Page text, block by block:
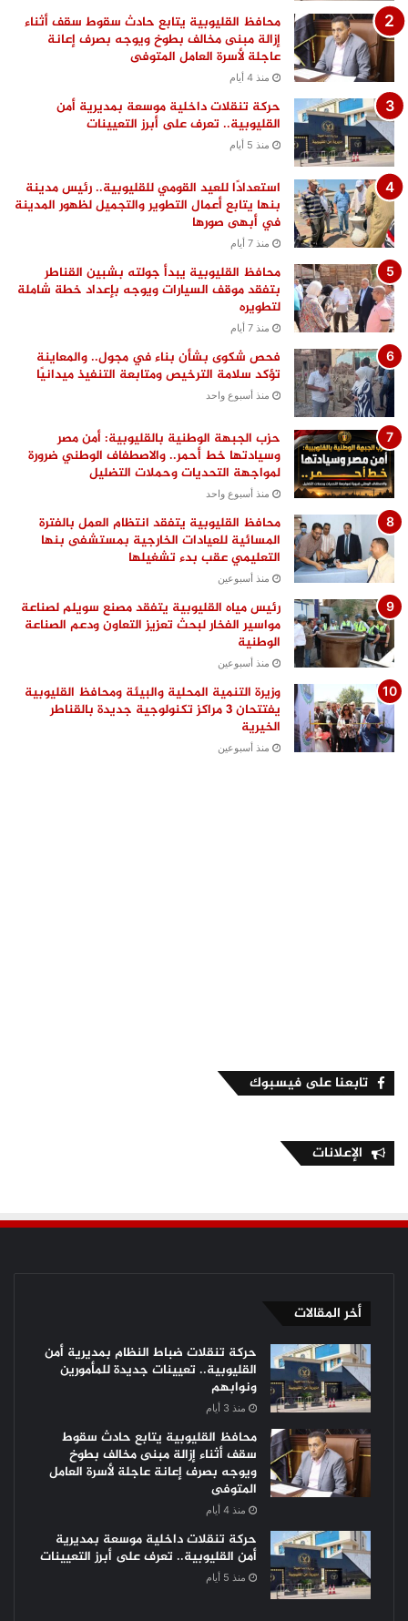
محافظ القليوبية يتابع حادث سقوط سقف أثناء
إزالة مبنى مخالف بطوخ ويوجه بصرف إعانة
عاجلة لأسرة العامل المتوفى
منذ 4 أيام
حركة تنقلات داخلية موسعة بمديرية أمن
القليوبية.. تعرف على أبرز التعيينات
منذ 5 أيام
استعدادًا للعيد القومي للقليوبية.. رئيس مدينة
بنها يتابع أعمال التطوير والتجميل لظهور المدينة
في أبهى صورها
منذ 7 أيام
محافظ القليوبية يبدأ جولته بشبين القناطر
بتفقد موقف السيارات ويوجه بإعداد خطة شاملة
لتطويره
منذ 7 أيام
فحص شكوى بشأن بناء في مجول.. والمعاينة
تؤكد سلامة الترخيص ومتابعة التنفيذ ميدانيًا
منذ أسبوع واحد
حزب الجبهة الوطنية بالقليوبية: أمن مصر
وسيادتها خط أحمر.. والاصطفاف الوطني ضرورة
لمواجهة التحديات وحملات التضليل
منذ أسبوع واحد
محافظ القليوبية يتفقد انتظام العمل بالفترة
المسائية للعيادات الخارجية بمستشفى بنها
التعليمي عقب بدء تشغيلها
منذ أسبوعين
رئيس مياه القليوبية يتفقد مصنع سويلم لصناعة
مواسير الفخار لبحث تعزيز التعاون ودعم الصناعة
الوطنية
منذ أسبوعين
وزيرة التنمية المحلية والبيئة ومحافظ القليوبية
يفتتحان 3 مراكز تكنولوجية جديدة بالقناطر
الخيرية
منذ أسبوعين
تابعنا على فيسبوك
الإعلانات
أخر المقالات
حركة تنقلات ضباط النظام بمديرية أمن
القليوبية.. تعيينات جديدة للمأمورين
ونوابهم
منذ 3 أيام
محافظ القليوبية يتابع حادث سقوط
سقف أثناء إزالة مبنى مخالف بطوخ
ويوجه بصرف إعانة عاجلة لأسرة العامل
المتوفى
منذ 4 أيام
حركة تنقلات داخلية موسعة بمديرية
أمن القليوبية.. تعرف على أبرز التعيينات
منذ 5 أيام